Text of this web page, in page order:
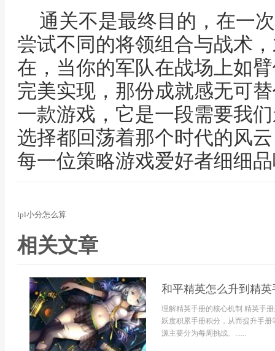
通关不是最终目的，在一
尝试不同的将领组合与战术
在，当你的军队在战场上如
完美实现，那份成就感无可
一款游戏，它是一段需要我
选择都回荡着那个时代的风
每一位策略游戏爱好者细细
lpl小分怎么算
相关文章
和平精英怎么升到精英
理解精英手册的核心机制 精英手
跃度积累手册积分，从而提升手
源主要分为每周挑战、......